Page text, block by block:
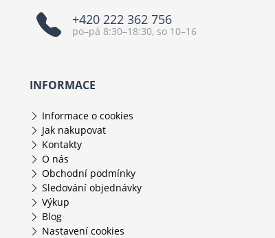
+420 222 362 756
po–pá 8:30–18:30, so 10–16
INFORMACE
Informace o cookies
Jak nakupovat
Kontakty
O nás
Obchodní podmínky
Sledování objednávky
Výkup
Blog
Nastavení cookies